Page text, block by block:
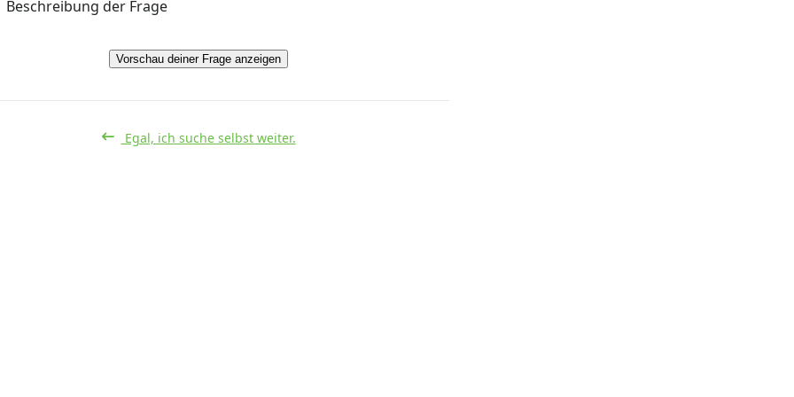
Beschreibung der Frage
Vorschau deiner Frage anzeigen
Egal, ich suche selbst weiter.